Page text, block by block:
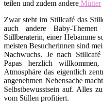
teilen und zudem andere Mütter
Zwar steht im Stillcafé das
auch andere Baby-
Stillberaterin, einer Hebamme
meisten Besucherinnen sind
Nachwuchs. Je nach
Papas herzlich
Atmosphäre das eigentlich
angenehmen Nebensache
Selbstbewusstsein auf. Alles
vom Stillen profitiert.